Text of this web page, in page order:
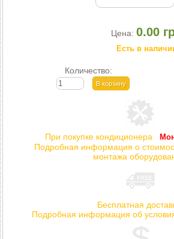
Цена: 0.00
Есть в
Количество:
При покупке кондиционера
Подробная информация о
монтажа
Бесплатная
Подробная информация об